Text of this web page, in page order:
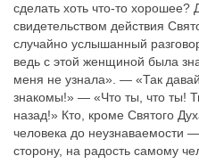
сделать хоть что-то
свидетельством действия
случайно услышанный
ведь с этой женщиной была
меня не узнала». — «Так
знакомы!» — «Что ты, что ты!
назад!» Кто, кроме Святого
человека до неузнаваемости
сторону, на радость самому